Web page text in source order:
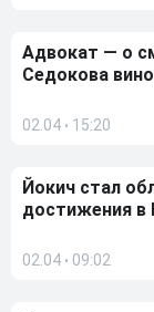
Адвокат — о
Седокова
02.04 • 15:20
Йокич стал
достижения в
02.04 • 09:02